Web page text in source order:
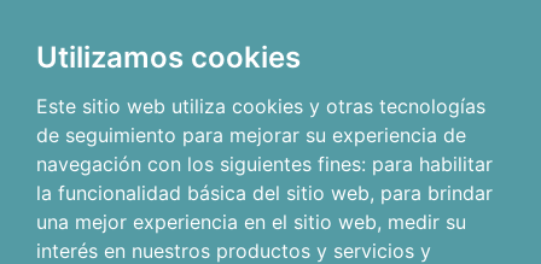
Utilizamos cookies
Este sitio web utiliza cookies y otras tecnologías
de seguimiento para mejorar su experiencia de
navegación con los siguientes fines: para habilitar
la funcionalidad básica del sitio web, para brindar
una mejor experiencia en el sitio web, medir su
interés en nuestros productos y servicios y